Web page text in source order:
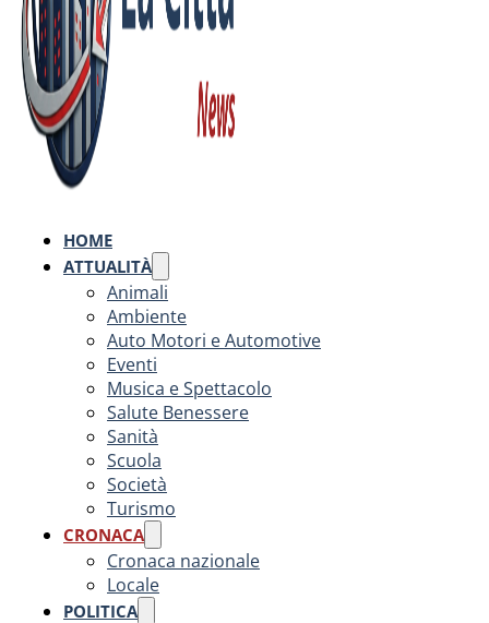
HOME
ATTUALITÀ
Animali
Ambiente
Auto Motori e Automotive
Eventi
Musica e Spettacolo
Salute Benessere
Sanità
Scuola
Società
Turismo
CRONACA
Cronaca nazionale
Locale
POLITICA